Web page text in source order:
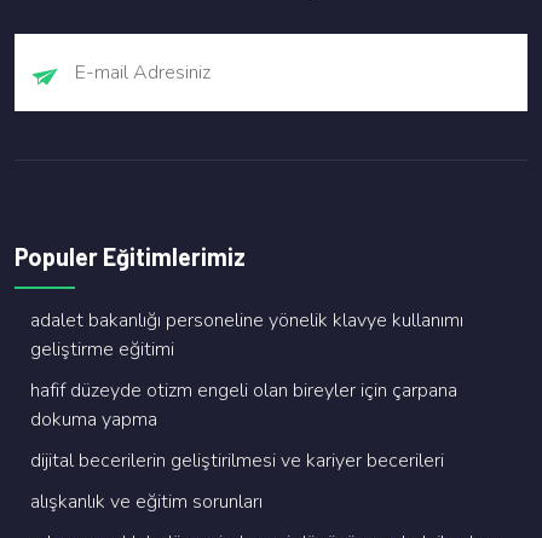
Populer Eğitimlerimiz
adalet bakanliği personeli̇ne yöneli̇k klavye kullanimi
geli̇şti̇rme eği̇ti̇mi̇
hafi̇f düzeyde oti̇zm engeli̇ olan bi̇reyler i̇çi̇n çarpana
dokuma yapma
di̇ji̇tal beceri̇leri̇n geli̇şti̇ri̇lmesi̇ ve kari̇yer beceri̇leri̇
alişkanlik ve eği̇ti̇m sorunlari